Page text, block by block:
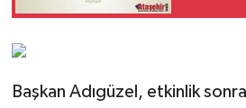
Başkan Adıgüzel, etkinlik